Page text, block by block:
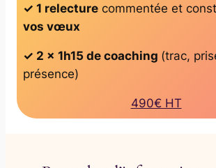
✓ 1 relecturecommentée et
vos vœux
✓ 2 x 1h15 de coaching (trac,
présence)
490€ HT